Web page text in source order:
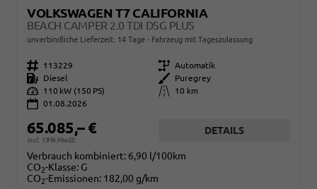
VOLKSWAGEN T7 CALIFORNIA
BEACH CAMPER 2.0 TDI DSG PLUS
unverbindliche Lieferzeit: 14 Tage Fahrzeug mit Tageszulassung
Fahrzeugnr. 113229 Getriebe Automatik
Kraftstoff
Diesel Außenfarbe
Puregrey
Leistung
110 kW (150 PS) Kilometerstand
10 km
01.08.2026
65.085,– €
incl. 19% MwSt.
DETAILS
Verbrauch kombiniert: 6,90 l/100km
CO2-Klasse: G
CO2-Emissionen: 182,00 g/km